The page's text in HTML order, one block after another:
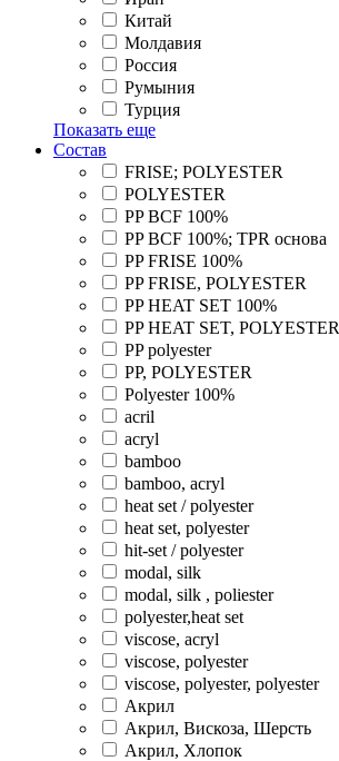
Китай
Молдавия
Россия
Румыния
Турция
Показать еще
Состав
FRISE; POLYESTER
POLYESTER
PP BCF 100%
PP BCF 100%; TPR основа
PP FRISE 100%
PP FRISE, POLYESTER
PP HEAT SET 100%
PP HEAT SET, POLYESTER
PP polyester
PP, POLYESTER
Polyester 100%
acril
acryl
bamboo
bamboo, acryl
heat set / polyester
heat set, polyester
hit-set / polyester
modal, silk
modal, silk , poliester
polyester,heat set
viscose, acryl
viscose, polyester
viscose, polyester, polyester
Акрил
Акрил, Вискоза, Шерсть
Акрил, Хлопок